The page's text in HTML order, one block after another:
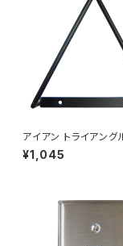
アイアン トライアング
ウォールデコレーショ
IANGLE HOOK
¥1,045